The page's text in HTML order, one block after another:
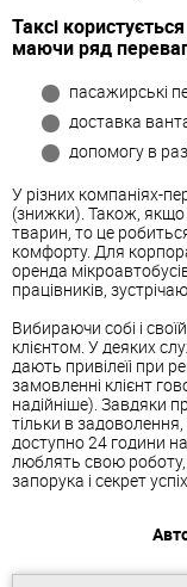
Таксі
маючи ряд
пасажирські
доставка
допомогу в
У різних компаніях-
(знижки). Також, якщо
тварин, то це
комфорту. Для
оренда
працівників,
Вибираючи собі і
клієнтом. У деяких
дають привілеїі при
замовленні клієнт
надійніше). Завдяки
тільки в
доступно 24 години
люблять свою роботу,
запорука і секрет